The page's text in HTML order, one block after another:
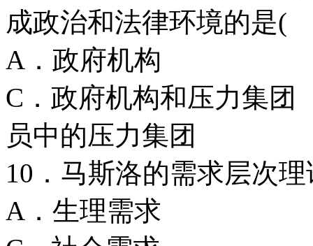
成政治和法律环境的
A．政府机
C．政府机构和
员中的压力集团
10．马斯洛的需求层次
A．生理需